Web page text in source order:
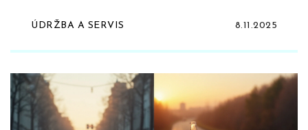
ÚDRŽBA A SERVIS 8.11.2025